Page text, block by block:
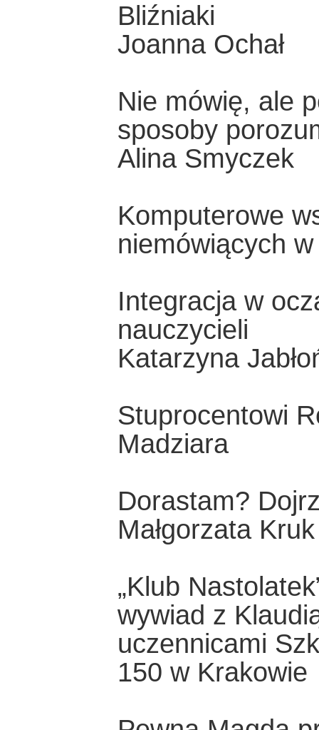
Bliźniaki
Joanna Ochał
Nie mówię, ale
sposoby
Alina Smyczek
Komputerowe
niemówiących
Integracja w
nauczycieli
Katarzyna
Stuprocentowi
Madziara
Dorastam?
Małgorzata Kruk
„Klub
wywiad z
uczennicami
150 w Krakowie